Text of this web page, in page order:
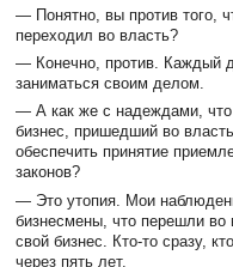
— Понятно, вы против того,
переходил во власть?
— Конечно, против. Каждый
заниматься своим делом.
— А как же с надеждами, что
бизнес, пришедший во
обеспечить принятие
законов?
— Это утопия. Мои
бизнесмены, что перешли во
свой бизнес. Кто-то сразу,
через пять лет.